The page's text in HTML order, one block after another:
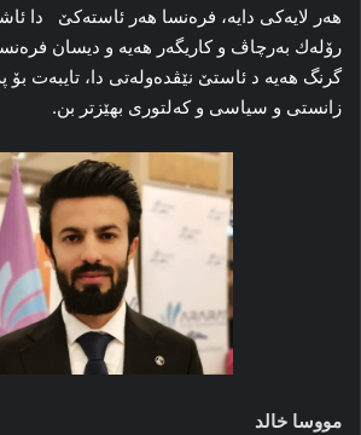
هەر لایەکی دایە، فرەنسا هەر ئاستەکێ دا
رۆلەك بەرچاڤ و کاریگەر هەیە و دیسان
گرنگ هەیە د ئاستێ نێڤدەولەتی دا، تایبەت بۆ
زانستی و سیاسی و کەلتوری بهێزتر بن.
مووسا خالد